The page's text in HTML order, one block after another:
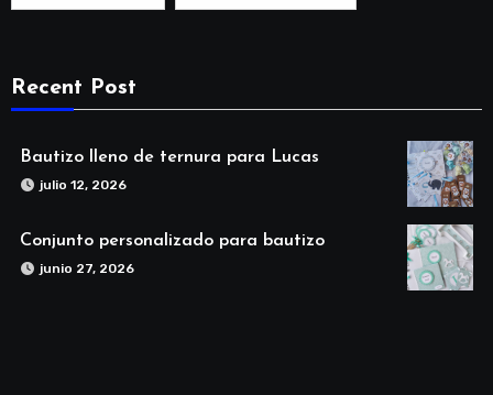
Recent Post
Bautizo lleno de ternura para Lucas
julio 12, 2026
Conjunto personalizado para bautizo
junio 27, 2026